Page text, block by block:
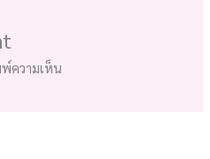
ความเห็น